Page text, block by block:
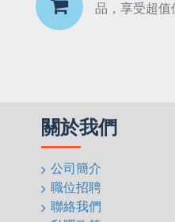
品，享受超值
關於我們
公司簡介
職位招聘
聯絡我們